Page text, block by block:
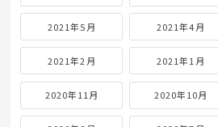
2021年5月 2021年4月
2021年2月 2021年1月
2020年11月 2020年10月